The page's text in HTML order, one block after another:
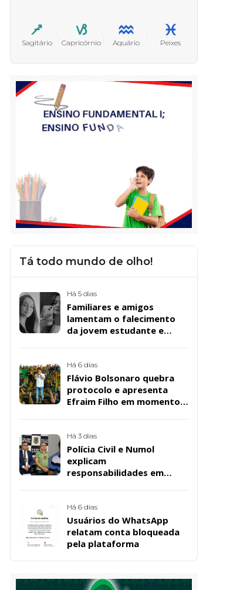
Sagitário Capricórnio Aquário Peixes
Tá todo mundo de olho!
Há 5 dias
Familiares e amigos
lamentam o falecimento
da jovem estudante e
Santos, em Patos
Há 6 dias
Flávio Bolsonaro quebra
protocolo e apresenta
Efraim Filho em momento
Há 3 dias
Polícia Civil e Numol
explicam
responsabilidades em
encontrado em residência,
em Patos
Há 6 dias
Usuários do WhatsApp
relatam conta bloqueada
pela plataforma